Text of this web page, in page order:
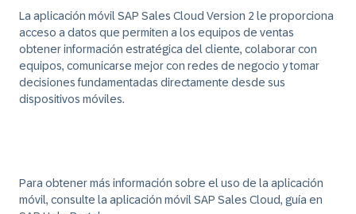
La aplicación móvil SAP Sales Cloud Version 2 le proporciona
acceso a datos que permiten a los equipos de ventas
obtener información estratégica del cliente, colaborar con
equipos, comunicarse mejor con redes de negocio y tomar
decisiones fundamentadas directamente desde sus
dispositivos móviles.
Para obtener más información sobre el uso de la aplicación
móvil, consulte la aplicación móvil SAP Sales Cloud, guía en